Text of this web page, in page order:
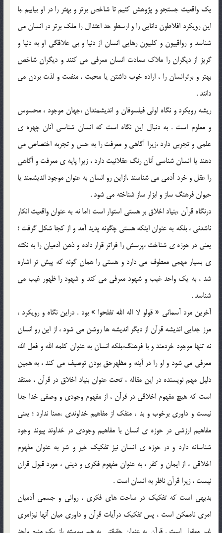
يک واقعيت جستجو و پژوهش کنيم تا شاخص برتر و بهتر را در او بيابيم .با
اين رويکرد افلاطون دانايي را و ارسطو حد اعتدال را ملک برتر در انسان مي
شناسد و رواقييون و کلبيون رهايي انسان از دنيا و بي علاقگي او به دنيا و
گريز از ديگران را ملاک سعادت انسان معرفي مي کنند و ديگران شاخص
بهتر و برترانسان را ، اراده خوب داشتن يا محبت ، منفعت و لذت بردن مي
دانند .
ريشه رويکرد و نگاه اولي فيلسوفان و انديشمندان ،جهان موجود ، محسوس
و معلوم است . به دنبال اين نگاه است که انسان شناسي آنان چهره ي
علمي و تجربي دارد ،زيرا آگاهي و معرفت را به حس و تجربه اختصاص مي
دهند يا انسان شناسي آنان رنگ عقلانيت دارد ، زيرا پايه ي معرفت و آگاهي
را عقل و خرد آدمي مي شناسند ،ازاين رو انسان به عنوان موجود انديشمند يا
حيوان فرهنگ ساز و ابزار ساز شناخته مي شود .
درنگاه قرآن ،بنياد اخلاق بر هستي استوار است ؛اما نه به عنوان واقعيت انکار
ناشدني ، بلکه به عنوان اينکه هستي چگونه پديد آمد و از کجا شکل گرفت ؛
يعني در حوزه ي شناخت ،پرسش را فراتر قرار داده و ذهن آدميان را به نکته
ي بسيار مهمي معطوف مي دارد و هستي را همان گونه که پيش تر اشاره
شد ، به يک واحد غيب و شهود معرفي مي کند و شهود را ظهور غيب مي
شناسد .
آخرين مرد آسماني « قولو لا اله الله تفلحوا » بود . دراين نگاه و رويکرد ،
مرز جدايي انديشه قرآن از ديگر انديشه ها روشن مي شود ، از اين رو انسان
نه تنها موجود خردمند و با فرهنگ،بلکه انسان به عنوان کلمه الله و فعل الله
معرفي مي شود و او را در آينه و مظهرحق بودن توصيف مي کند ، به همين
دليل مهم نويسنده در اين مقاله ، تحت عنوان بنياد اخلاق در قرآن ، معتقد
است که هيچ مفهوم اخلاقي در قرآن ، از مفهوم وجودي و وصفي خدا جدا
نيست و داوري برخوب و بد ، منفک از مفاهيم خداوندي ،معنا ندارد ؛ يعني
مفاهيم ارزشي در حوزه ي انسان با مفاهيم وجودي در خداوند پيوند وجود
شناسانه دارد و در حوزه ي انسان نيز تفکيک خير و شر به عنوان مفهوم
اخلاقي ، از ايمان و کفر ، به عنوان مفهوم فکري و ديني ، مورد قبول قران
نيست ، زيرا قرآن ناظر به انسان است .
بديهي است که تفکيک در ساحت هاي فکري ، رواني و جسمي آدميان
امري ناممکن است ، پس تفکيک درآيات قرآن و داوري ميان آنها نيزامري